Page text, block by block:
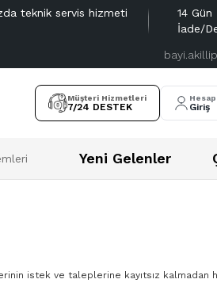
teknik servis hizmeti
14
İade/
Müşteri Hizmetleri
7/24 DESTEK
Hesap
Giriş
Yeni Gelenler
istek ve taleplerine kayıtsız kalmadan